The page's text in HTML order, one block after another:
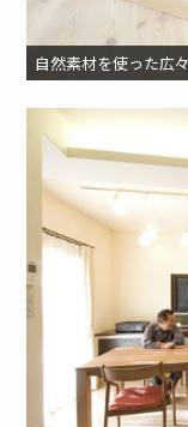
自然素材を使った広